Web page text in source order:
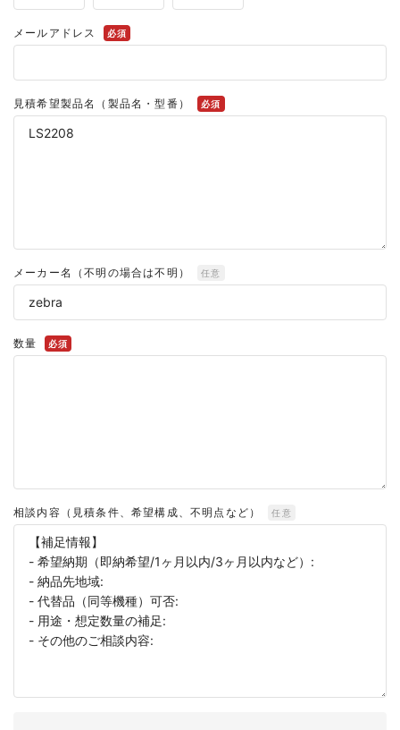
メールアドレス 必須
見積希望製品名（製品名・型番） 必須
メーカー名（不明の場合は不明） 任意
数量 必須
相談内容（見積条件、希望構成、不明点など） 任意